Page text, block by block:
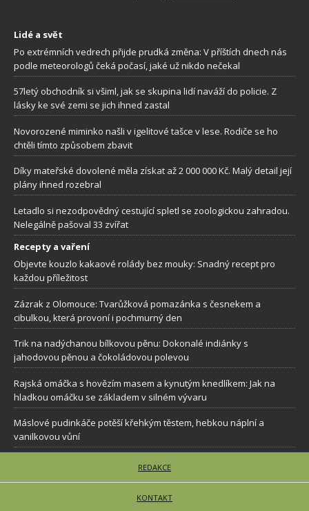
Lidé a svět
Po extrémních vedrech přijde prudká změna: V příštích dnech nás
podle meteorologů čeká počasí, jaké už nikdo nečekal
57letý obchodník si všiml, jak se skupina lidí naváží do policie. Z
lásky ke své zemi se jich ihned zastal
Novorozené miminko našli v igelitové tašce v lese. Rodiče se ho
chtěli tímto způsobem zbavit
Díky mateřské dovolené měla získat až 2 000 000 Kč. Malý detail její
plány ihned rozebral
Letadlo si nezodpovědný cestující spletl se zoologickou zahradou.
Nelegálně pašoval 33 zvířat
Recepty a vaření
Objevte kouzlo kakaové rolády bez mouky: Snadný recept pro
každou příležitost
Zázrak z Olomouce: Tvarůžková pomazánka s česnekem a
cibulkou, která provoní i pochmurný den
Trik na nadýchanou bílkovou pěnu: Dokonalé indiánky s
jahodovou pěnou a čokoládovou polevou
Rajská omáčka s hovězím masem a kynutým knedlíkem: Jak na
hladkou omáčku se základem v silném vývaru
Máslové pudinkáče potěší křehkým těstem, hebkou náplní a
vanilkovou vůní
REDAKCE
KONTAKT